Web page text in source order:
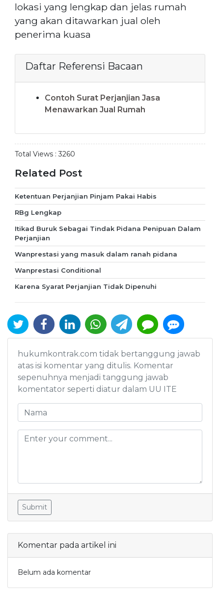
lokasi yang lengkap dan jelas rumah
yang akan ditawarkan jual oleh
penerima kuasa
Daftar Referensi Bacaan
Contoh Surat Perjanjian Jasa
Menawarkan Jual Rumah
Total Views :3260
Related Post
Ketentuan Perjanjian Pinjam Pakai Habis
RBg Lengkap
Itikad Buruk Sebagai Tindak Pidana Penipuan Dalam
Perjanjian
Wanprestasi yang masuk dalam ranah pidana
Wanprestasi Conditional
Karena Syarat Perjanjian Tidak Dipenuhi
hukumkontrak.com tidak bertanggung jawab
atas isi komentar yang ditulis. Komentar
sepenuhnya menjadi tanggung jawab
komentator seperti diatur dalam UU ITE
Submit
Komentar pada artikel ini
Belum ada komentar